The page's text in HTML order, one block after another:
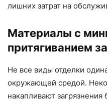
лишних затрат на
Материалы с
притягиванием
Не все виды отделки
окружающей средой.
накапливают